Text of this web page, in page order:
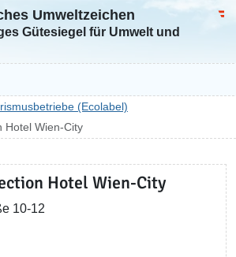
Umweltzeichen
Gütesiegel für Umwelt und
(Ecolabel)
Hotel Wien-City
Hotel Wien-City
10-12